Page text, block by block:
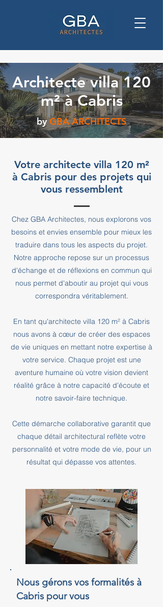
Architecte villa 120
m² à Cabris
by GBA ARCHITECTS
Votre architecte villa 120 m²
à Cabris pour des projets qui
vous ressemblent
Chez GBA Architectes, nous explorons vos
besoins et envies ensemble pour mieux les
traduire dans tous les aspects du projet.
Notre approche repose sur un processus
d'échange et de réflexions en commun qui
nous permet d'aboutir au projet qui vous
correspondra véritablement.
En tant qu'architecte villa 120 m² à Cabris
nous avons à cœur de créer des espaces
de vie uniques en mettant notre expertise à
votre service. Chaque projet est une
aventure humaine où votre vision devient
réalité grâce à notre capacité d'écoute et
notre savoir-faire technique.
Cette démarche collaborative garantit que
chaque détail architectural reflète votre
personnalité et votre mode de vie, pour un
résultat qui dépasse vos attentes.
Nous gérons vos formalités à
Cabris pour vous